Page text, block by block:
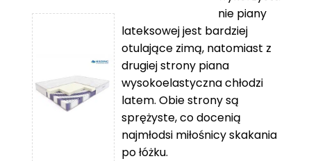
od
839 zł
5
119 zł
do
670 zł
nie piany
lateksowej jest bardziej
otulające zimą, natomiast z
drugiej strony piana
wysokoelastyczna chłodzi
latem. Obie strony są
sprężyste, co docenią
najmłodsi miłośnicy skakania
po łóżku.